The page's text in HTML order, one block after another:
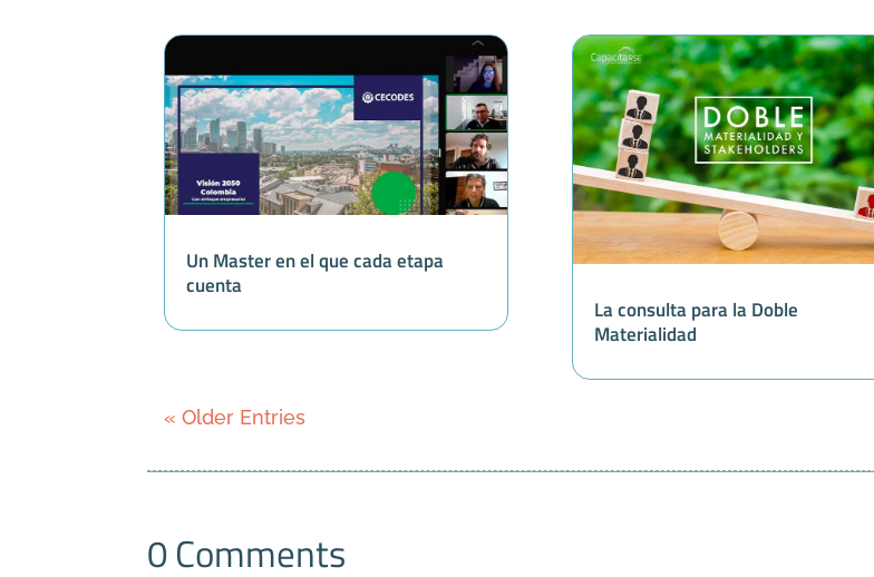
Un Master en el que cada etapa
cuenta
La consulta para la Doble
Materialidad
« Older Entries
0 Comments